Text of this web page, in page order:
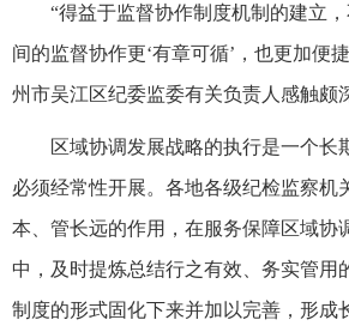
“得益于监督协作制度机制的建立
间的监督协作更‘有章可循’，也更加便
州市吴江区纪委监委有关负责人感触颇
区域协调发展战略的执行是一个长
必须经常性开展。各地各级纪检监察机
本、管长远的作用，在服务保障区域协
中，及时提炼总结行之有效、务实管用
制度的形式固化下来并加以完善，形成